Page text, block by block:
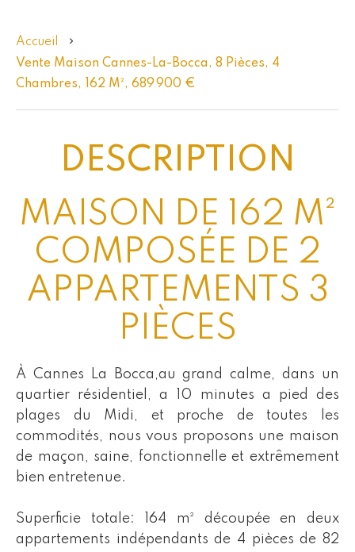
Accueil
Vente Maison Cannes-La-Bocca, 8 Pièces, 4
Chambres, 162 M², 689 900 €
DESCRIPTION
MAISON DE 162 M²
COMPOSÉE DE 2
APPARTEMENTS 3
PIÈCES
À Cannes La Bocca,au grand calme, dans un
quartier résidentiel, a 10 minutes a pied des
plages du Midi, et proche de toutes les
commodités, nous vous proposons une maison
de maçon, saine, fonctionnelle et extrêmement
bien entretenue.
Superficie totale: 164 m² découpée en deux
appartements indépendants de 4 pièces de 82